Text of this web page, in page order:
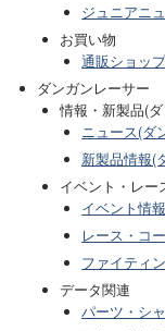
ジュニアニ
お買い物
通販ショッ
ダンガンレーサー
情報・新製品(
ニュース(ダ
新製品情報(
イベント・レー
イベント情
レース・コ
ファイティ
データ関連
パーツ・シ